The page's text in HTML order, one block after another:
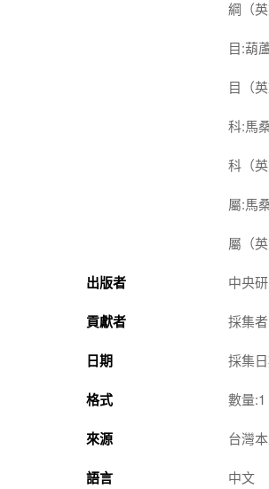
綱（
目:葫
目（
科:馬
科（
屬:馬
屬（
出版者 中央
貢獻者 採集
日期 採集
格式 數量:1
來源 台灣
語言 中文